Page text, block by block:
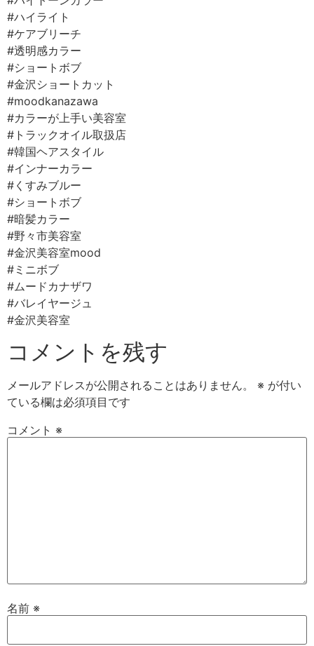
#ハイライト⠀
#ケアブリーチ⠀
#透明感カラー⠀
#ショートボブ⠀
#金沢ショートカット⠀
#moodkanazawa ⠀
#カラーが上手い美容室⠀
#トラックオイル取扱店⠀
#韓国ヘアスタイル
#インナーカラー⠀
#くすみブルー⠀
#ショートボブ⠀
#暗髪カラー ⠀
#野々市美容室⠀
#金沢美容室mood ⠀
#ミニボブ⠀
#ムードカナザワ⠀
#バレイヤージュ⠀
#金沢美容室⠀
コメントを残す
メールアドレスが公開されることはありません。 ※ が付い
ている欄は必須項目です
コメント ※
名前 ※